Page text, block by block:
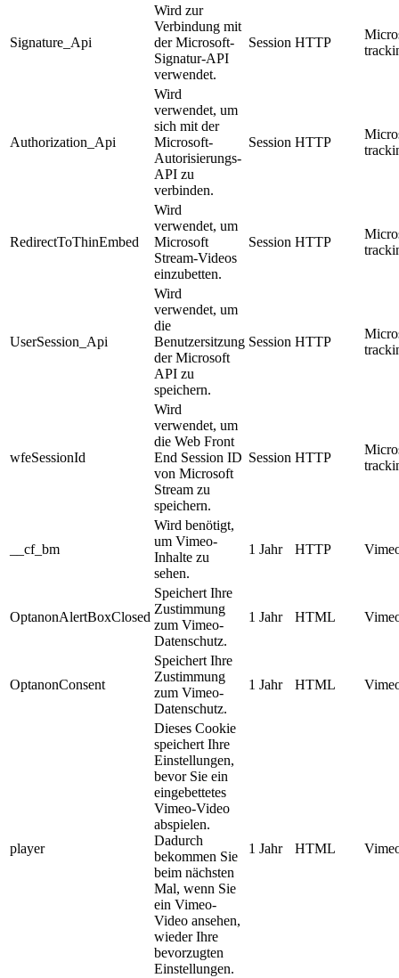
Signature_Api
Wird zur
Verbindung mit
der Microsoft-
Signatur-API
verwendet.
Session HTTP
Authorization_Api
Wird
verwendet, um
sich mit der
Microsoft-
Autorisierungs-
API zu
verbinden.
Session HTTP
RedirectToThinEmbed
Wird
verwendet, um
Microsoft
Stream-Videos
einzubetten.
Session HTTP
UserSession_Api
Wird
verwendet, um
die
Benutzersitzung
der Microsoft
API zu
speichern.
Session HTTP
wfeSessionId
Wird
verwendet, um
die Web Front
End Session ID
von Microsoft
Stream zu
speichern.
Session HTTP
__cf_bm
Wird benötigt,
um Vimeo-
Inhalte zu
sehen.
1 Jahr HTTP
OptanonAlertBoxClosed
Speichert Ihre
Zustimmung
zum Vimeo-
Datenschutz.
1 Jahr HTML
OptanonConsent
Speichert Ihre
Zustimmung
zum Vimeo-
Datenschutz.
1 Jahr HTML
player
Dieses Cookie
speichert Ihre
Einstellungen,
bevor Sie ein
eingebettetes
Vimeo-Video
abspielen.
Dadurch
bekommen Sie
beim nächsten
Mal, wenn Sie
ein Vimeo-
Video ansehen,
wieder Ihre
bevorzugten
Einstellungen.
1 Jahr HTML